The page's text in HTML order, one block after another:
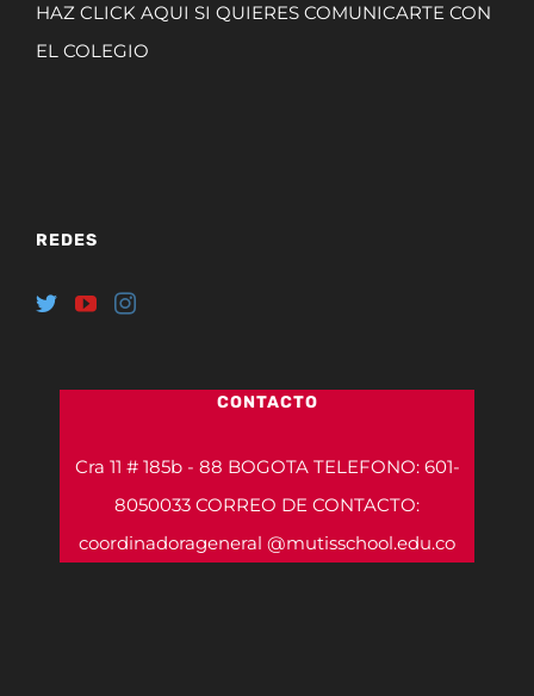
HAZ CLICK AQUI SI QUIERES COMUNICARTE CON
EL COLEGIO
REDES
CONTACTO
Cra 11 # 185b - 88 BOGOTA TELEFONO: 601-
8050033 CORREO DE CONTACTO:
coordinadorageneral @mutisschool.edu.co